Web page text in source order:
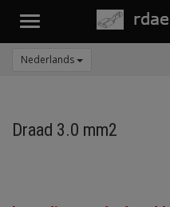
Toggle
Nederlands
Draad 3.0 mm2